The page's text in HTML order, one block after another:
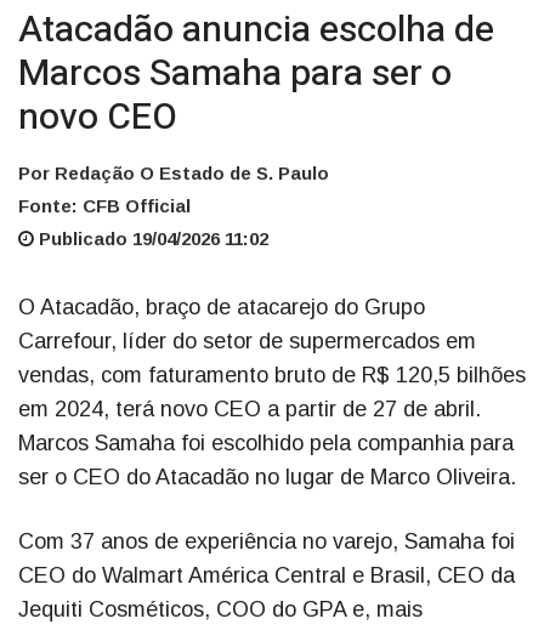
Atacadão anuncia escolha de
Marcos Samaha para ser o
novo CEO
Por Redação O Estado de S. Paulo
Fonte: CFB Official
Publicado 19/04/2026 11:02
O Atacadão, braço de atacarejo do Grupo
Carrefour, líder do setor de supermercados em
vendas, com faturamento bruto de R$ 120,5 bilhões
em 2024, terá novo CEO a partir de 27 de abril.
Marcos Samaha foi escolhido pela companhia para
ser o CEO do Atacadão no lugar de Marco Oliveira.
Com 37 anos de experiência no varejo, Samaha foi
CEO do Walmart América Central e Brasil, CEO da
Jequiti Cosméticos, COO do GPA e, mais